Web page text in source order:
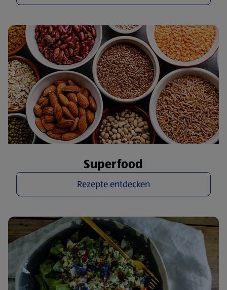
Superfood
Rezepte entdecken